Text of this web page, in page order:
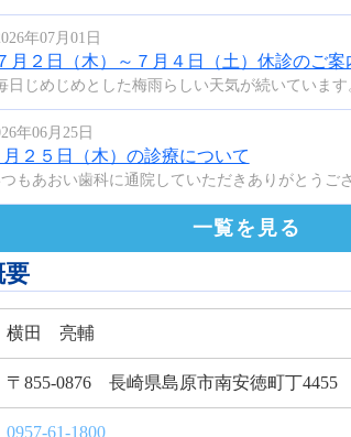
年07月01日
月２日（木）～７月４日（土）休診のご案
日じめじめとした梅雨らしい天気が続いています
年06月25日
月２５日（木）の診療について
もあおい歯科に通院していただきありがとうご
一覧を見る
要
横田 亮輔
〒855-0876 長崎県島原市南安徳町丁4455
0957-61-1800